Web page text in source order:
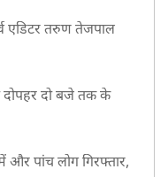
एडिटर तरुण तेजपाल
दोपहर दो बजे तक के
और पांच लोग गिरफ्तार,